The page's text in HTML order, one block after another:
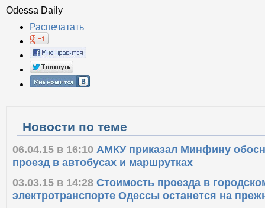
Odessa Daily
Распечатать
Новости по теме
06.04.15 в 16:10 АМКУ приказал Минфину
проезд в автобусах и маршрутках
03.03.15 в 14:28 Стоимость проезда в
электротранспорте Одессы останется на